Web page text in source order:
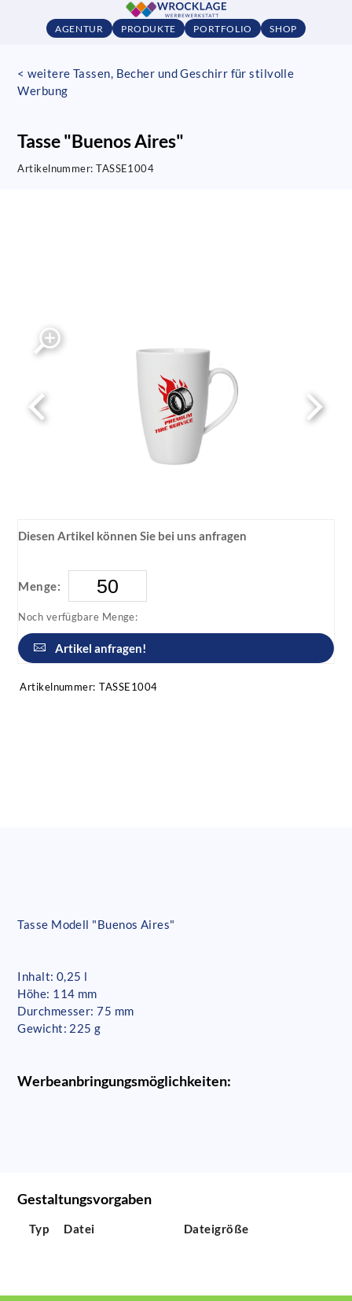
AGENTUR PRODUKTE PORTFOLIO SHOP
< weitere Tassen, Becher und Geschirr für stilvolle
Werbung
Tasse "Buenos Aires"
Artikelnummer:TASSE1004
Diesen Artikel können Sie bei uns anfragen
Menge:
Noch verfügbare Menge:
Artikel anfragen!
Artikelnummer: TASSE1004
Tasse Modell "Buenos Aires"
Inhalt: 0,25 l
Höhe: 114 mm
Durchmesser: 75 mm
Gewicht: 225 g
Werbeanbringungsmöglichkeiten:
Gestaltungsvorgaben
Typ Datei Dateigröße